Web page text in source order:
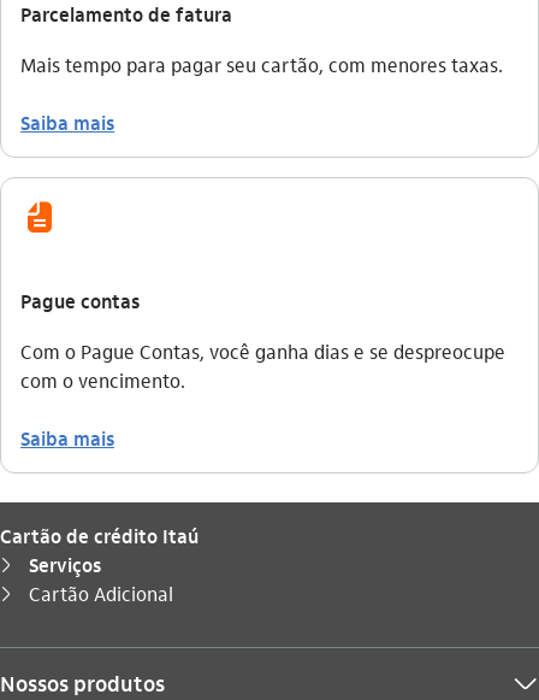
Parcelamento de fatura
Mais tempo para pagar seu cartão, com menores taxas.
Saiba mais
icon-itaufonts_fatura icon
Pague contas
Com o Pague Contas, você ganha dias e se despreocupe
com o vencimento.
Saiba mais
Cartão de crédito Itaú
seta_direita Serviços
seta_direita
Você está aqui:
Cartão Adicional
Nossos produtos seta_baixo